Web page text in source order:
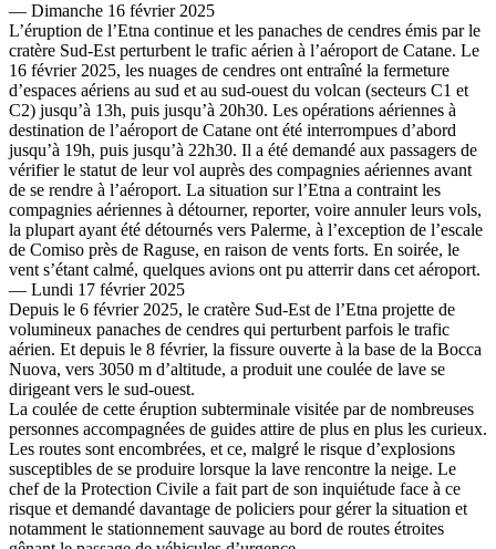
— Dimanche 16 février 2025
L’éruption de l’Etna continue et les panaches de cendres émis par le
cratère Sud-Est perturbent le trafic aérien à l’aéroport de Catane. Le
16 février 2025, les nuages de cendres ont entraîné la fermeture
d’espaces aériens au sud et au sud-ouest du volcan (secteurs C1 et
C2) jusqu’à 13h, puis jusqu’à 20h30. Les opérations aériennes à
destination de l’aéroport de Catane ont été interrompues d’abord
jusqu’à 19h, puis jusqu’à 22h30. Il a été demandé aux passagers de
vérifier le statut de leur vol auprès des compagnies aériennes avant
de se rendre à l’aéroport. La situation sur l’Etna a contraint les
compagnies aériennes à détourner, reporter, voire annuler leurs vols,
la plupart ayant été détournés vers Palerme, à l’exception de l’escale
de Comiso près de Raguse, en raison de vents forts. En soirée, le
vent s’étant calmé, quelques avions ont pu atterrir dans cet aéroport.
— Lundi 17 février 2025
Depuis le 6 février 2025, le cratère Sud-Est de l’Etna projette de
volumineux panaches de cendres qui perturbent parfois le trafic
aérien. Et depuis le 8 février, la fissure ouverte à la base de la Bocca
Nuova, vers 3050 m d’altitude, a produit une coulée de lave se
dirigeant vers le sud-ouest.
La coulée de cette éruption subterminale visitée par de nombreuses
personnes accompagnées de guides attire de plus en plus les curieux.
Les routes sont encombrées, et ce, malgré le risque d’explosions
susceptibles de se produire lorsque la lave rencontre la neige. Le
chef de la Protection Civile a fait part de son inquiétude face à ce
risque et demandé davantage de policiers pour gérer la situation et
notamment le stationnement sauvage au bord de routes étroites